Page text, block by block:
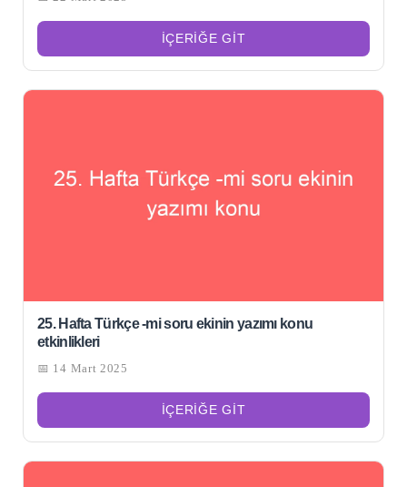
Şu
kelime
için
ARA
İÇERIĞE GIT
25. Hafta Türkçe -mi soru ekinin yazımı konu
etkinlikleri
📅 14 Mart 2025
İÇERIĞE GIT